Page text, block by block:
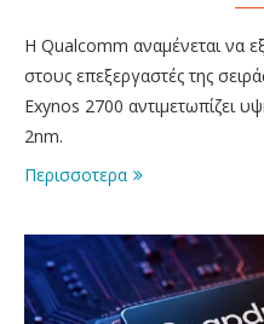
Η Qualcomm αναμένεται να
στους επεξεργαστές της
Exynos 2700 αντιμετωπίζει
2nm.
Περισσοτερα